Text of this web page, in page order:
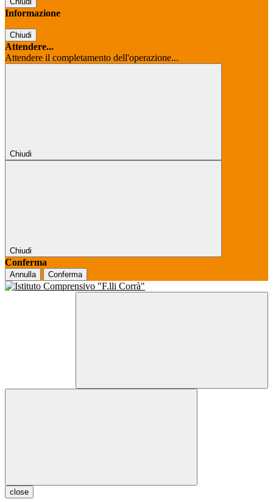
Informazione
Chiudi
Attendere...
Attendere il completamento dell'operazione...
Chiudi
Chiudi
Conferma
Annulla Conferma
close